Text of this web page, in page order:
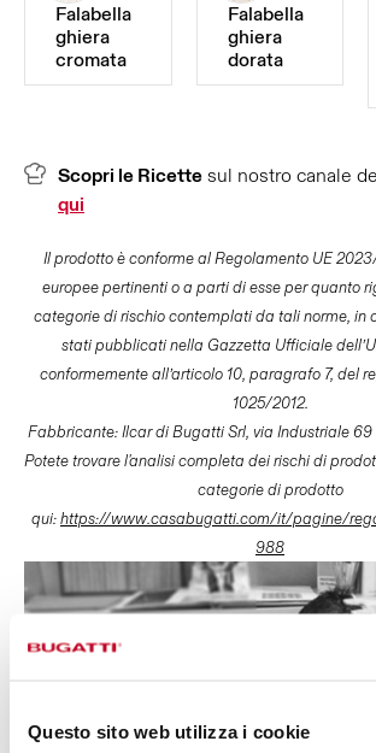
Questo sito web utilizza i cookie
Falabella
ghiera
cromata
Falabella
ghiera
dorata
Scopri le Ricette sul nostro canale
qui
Il prodotto è conforme al Regolamento UE
europee pertinenti o a parti di esse per quanto
categorie di rischio contemplati da tali norme, in
stati pubblicati nella Gazzetta Ufficiale
conformemente all’articolo 10, paragrafo 7, del
1025/2012.
Fabbricante: Ilcar di Bugatti Srl, via Industriale 69
Potete trovare l'analisi completa dei rischi di
categorie di prodotto
qui:https://www.casabugatti.com/it/pagine/
988